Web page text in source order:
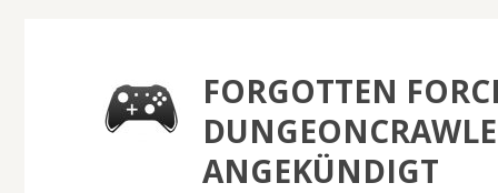
FORGOTTEN
ANGEKÜNDIGT